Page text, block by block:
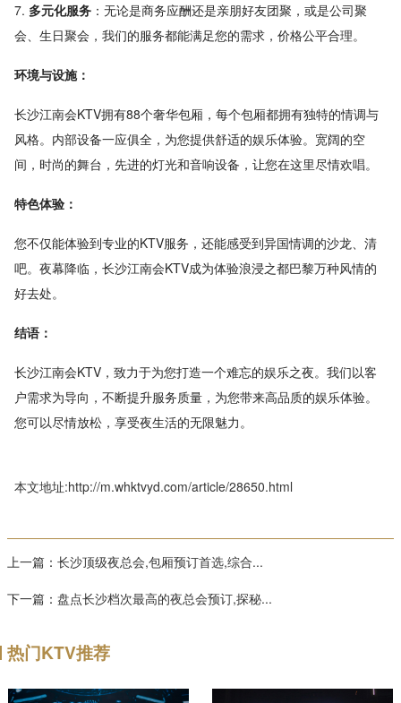
7. 多元化服务 ：无论是商务应酬还是亲朋好友团聚，或是公司聚
会、生日聚会，我们的服务都能满足您的需求，价格公平合理。
环境与设施：
长沙江南会KTV拥有88个奢华包厢，每个包厢都拥有独特的情调与
风格。内部设备一应俱全，为您提供舒适的娱乐体验。宽阔的空
间，时尚的舞台，先进的灯光和音响设备，让您在这里尽情欢唱。
特色体验：
您不仅能体验到专业的KTV服务，还能感受到异国情调的沙龙、清
吧。夜幕降临，长沙江南会KTV成为体验浪浸之都巴黎万种风情的
好去处。
结语：
长沙江南会KTV，致力于为您打造一个难忘的娱乐之夜。我们以客
户需求为导向，不断提升服务质量，为您带来高品质的娱乐体验。
您可以尽情放松，享受夜生活的无限魅力。
本文地址:http://m.whktvyd.com/article/28650.html
上一篇： 长沙顶级夜总会,包厢预订首选,综合...
下一篇： 盘点长沙档次最高的夜总会预订,探秘...
热门KTV推荐